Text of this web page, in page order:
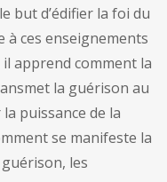
but d’édifier la foi du
à ces enseignements
apprend comment la
la guérison au
puissance de la
se manifeste la
les